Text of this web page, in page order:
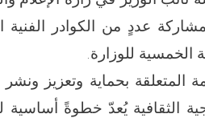
عددٍ من الكوادر
الخمسية للوزارة.
بحماية وتعزيز ونشر
الثقافية يُعدّ خطوةً أساسية